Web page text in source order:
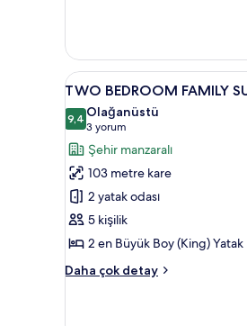
daha
fazla
detay
TWO
BEDROOM
FAMILY
SUITE
için
tüm
fotoğrafları
görün
9
TWO BEDROOM FAMILY
9,49,4 / 10
Olağanüstü
3 yorum
(3
yorum)
Şehir manzaralı
103 metre kare
2 yatak odası
5 kişilik
2 en Büyük Boy (King) Yatak
Daha çok detay
TWO